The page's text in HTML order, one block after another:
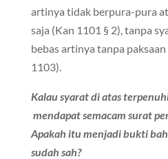
artinya tidak berpura-pura
saja (Kan 1101 § 2), tanpa
bebas artinya tanpa
1103).
Kalau syarat di atas
mendapat semacam surat
Apakah itu menjadi bukti
sudah sah?